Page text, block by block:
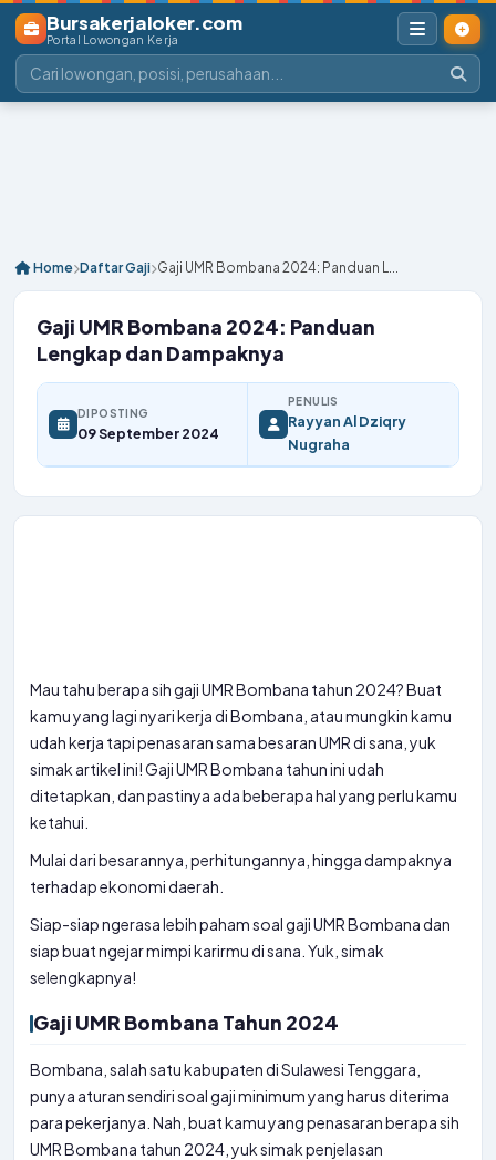
Bursakerjaloker.com
Portal Lowongan Kerja
Home Daftar Gaji Gaji UMR Bombana 2024: Panduan L...
Gaji UMR Bombana 2024: Panduan
Lengkap dan Dampaknya
DIPOSTING
09 September 2024
PENULIS
Rayyan Al Dziqry
Nugraha
Mau tahu berapa sih gaji UMR Bombana tahun 2024? Buat
kamu yang lagi nyari kerja di Bombana, atau mungkin kamu
udah kerja tapi penasaran sama besaran UMR di sana, yuk
simak artikel ini! Gaji UMR Bombana tahun ini udah
ditetapkan, dan pastinya ada beberapa hal yang perlu kamu
ketahui.
Mulai dari besarannya, perhitungannya, hingga dampaknya
terhadap ekonomi daerah.
Siap-siap ngerasa lebih paham soal gaji UMR Bombana dan
siap buat ngejar mimpi karirmu di sana. Yuk, simak
selengkapnya!
Gaji UMR Bombana Tahun 2024
Bombana, salah satu kabupaten di Sulawesi Tenggara,
punya aturan sendiri soal gaji minimum yang harus diterima
para pekerjanya. Nah, buat kamu yang penasaran berapa sih
UMR Bombana tahun 2024, yuk simak penjelasan